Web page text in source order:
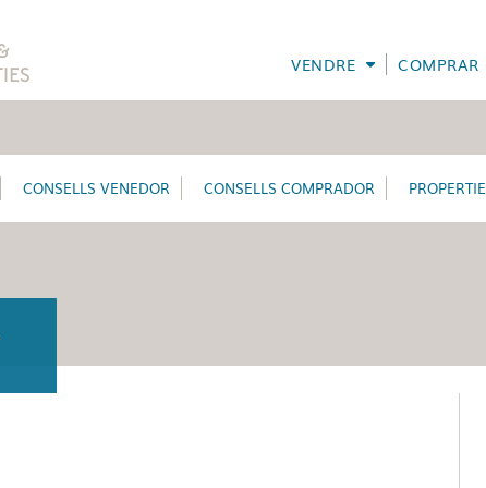
VENDRE COMPRAR
CONSELLS VENEDOR CONSELLS COMPRADOR